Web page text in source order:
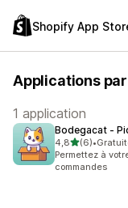
Shopify App
Applications
1 application
Bodegacat ‑
4,8étoile(s) sur 5
(6)
6 avis au total
•
Permettez à
commandes